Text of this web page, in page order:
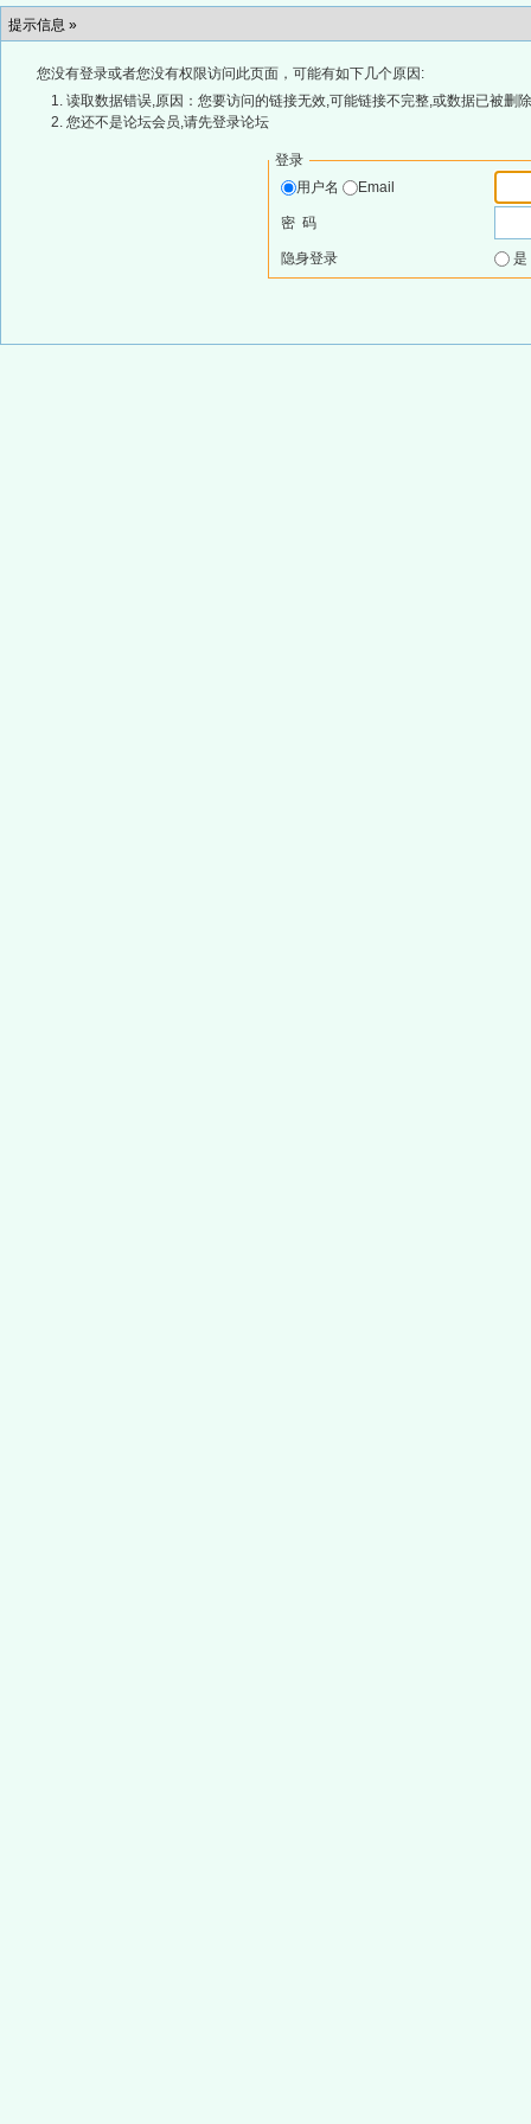
提示信息 »
您没有登录或者您没有权限访问此页面，可能有如下几个原因:
读取数据错误,原因：您要访问的链接无效,可能链接不完整,或数据已被删
您还不是论坛会员,请先登录论坛
登录
用户名
Email
密 码
隐身登录